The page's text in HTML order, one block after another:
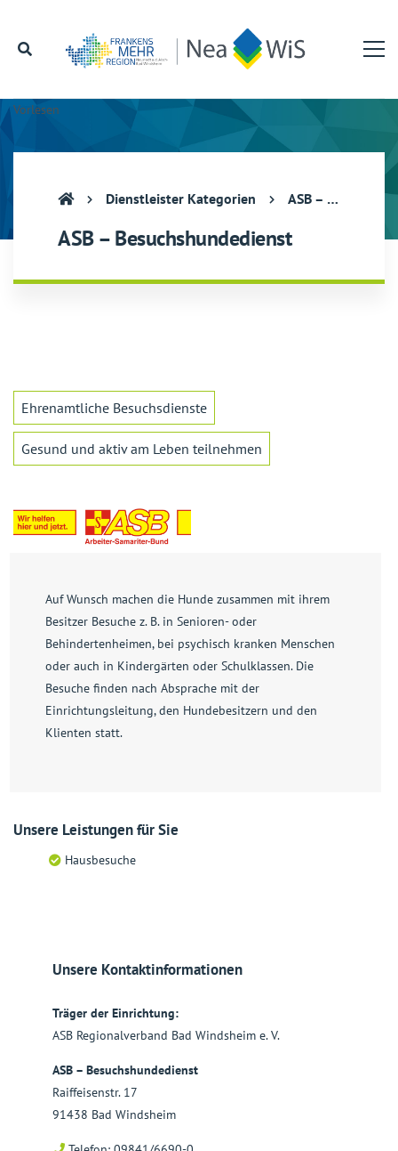
Vorlesen
Dienstleister Kategorien ASB – Besuchshundedienst
ASB – Besuchshundedienst
Ehrenamtliche Besuchsdienste
Gesund und aktiv am Leben teilnehmen
Auf Wunsch machen die Hunde zusammen mit ihrem
Besitzer Besuche z. B. in Senioren- oder
Behindertenheimen, bei psychisch kranken Menschen
oder auch in Kindergärten oder Schulklassen. Die
Besuche finden nach Absprache mit der
Einrichtungsleitung, den Hundebesitzern und den
Klienten statt.
Unsere Leistungen für Sie
Hausbesuche
Unsere Kontaktinformationen
Träger der Einrichtung:
ASB Regionalverband Bad Windsheim e. V.
ASB – Besuchshundedienst
Raiffeisenstr. 17
91438 Bad Windsheim